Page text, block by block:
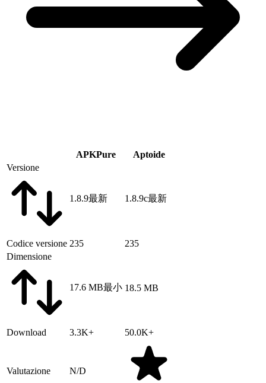
APKPure
Aptoide
Versione
1.8.9最新 1.8.9c最新
Codice versione 235
235
Dimensione
17.6 MB最小 18.5 MB
Download 3.3K+ 50.0K+
Valutazione N/D